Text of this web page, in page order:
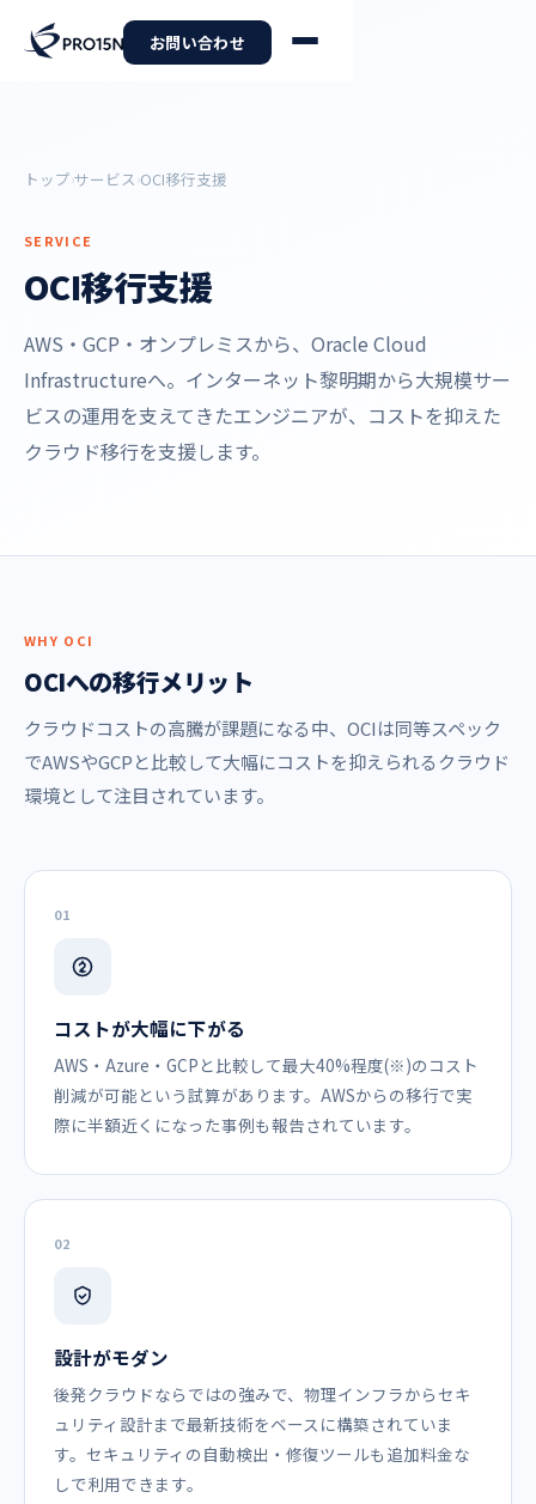
お問い合わせ
トップ›サービス ›OCI移行支援
SERVICE
OCI移行支援
AWS・GCP・オンプレミスから、Oracle Cloud
Infrastructureへ。インターネット黎明期から大規模サー
ビスの運用を支えてきたエンジニアが、コストを抑えた
クラウド移行を支援します。
WHY OCI
OCIへの移行メリット
クラウドコストの高騰が課題になる中、OCIは同等スペック
でAWSやGCPと比較して大幅にコストを抑えられるクラウド
環境として注目されています。
01
コストが大幅に下がる
AWS・Azure・GCPと比較して最大40%程度(※)のコスト
削減が可能という試算があります。AWSからの移行で実
際に半額近くになった事例も報告されています。
02
設計がモダン
後発クラウドならではの強みで、物理インフラからセキ
ュリティ設計まで最新技術をベースに構築されていま
す。セキュリティの自動検出・修復ツールも追加料金な
しで利用できます。